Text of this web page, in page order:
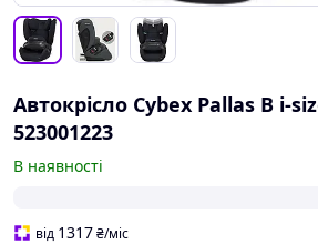
Автокрісло Cybex Pallas B i-
523001223
В наявності
від 1317₴/міс